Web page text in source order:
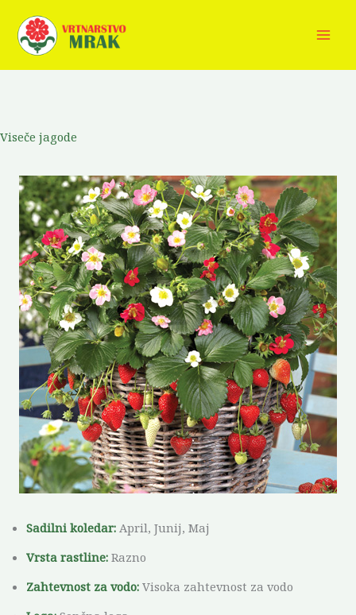
content
Viseče jagode
Sadilni koledar:April, Junij, Maj
Vrsta rastline:Razno
Zahtevnost za vodo:Visoka zahtevnost za vodo